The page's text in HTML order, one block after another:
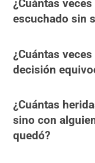
¿Cuántas
escuchado sin
¿Cuántas
decisión
¿Cuántas
sino con
quedó?